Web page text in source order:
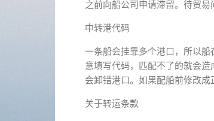
之前向船公司申请滞留。待贸易
中转港代码
一条船会挂靠多个港口，所以
意填写代码，匹配不了的就会
会卸错港口。如果配船前修改成
关于转运条款